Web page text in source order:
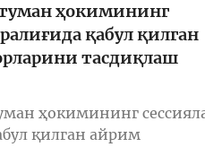
ҳокимининг
қабул қилган
тасдиқлаш
ҳокимининг
қилган айрим